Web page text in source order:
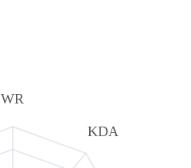
WR
KDA